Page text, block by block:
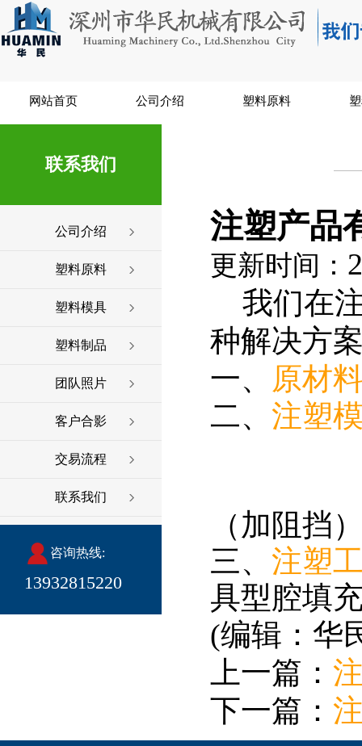
网站首页 公司介绍 塑料原料
联系我们
公司介绍
塑料原料
塑料模具
塑料制品
团队照片
客户合影
交易流程
联系我们
咨询热线:
13932815220
注塑产品
更新时间：
我们在注
种解决方
一、 原材
二、 注塑
（加阻挡
三、 注塑
具型腔填
(编辑：华
上一篇：
下一篇：